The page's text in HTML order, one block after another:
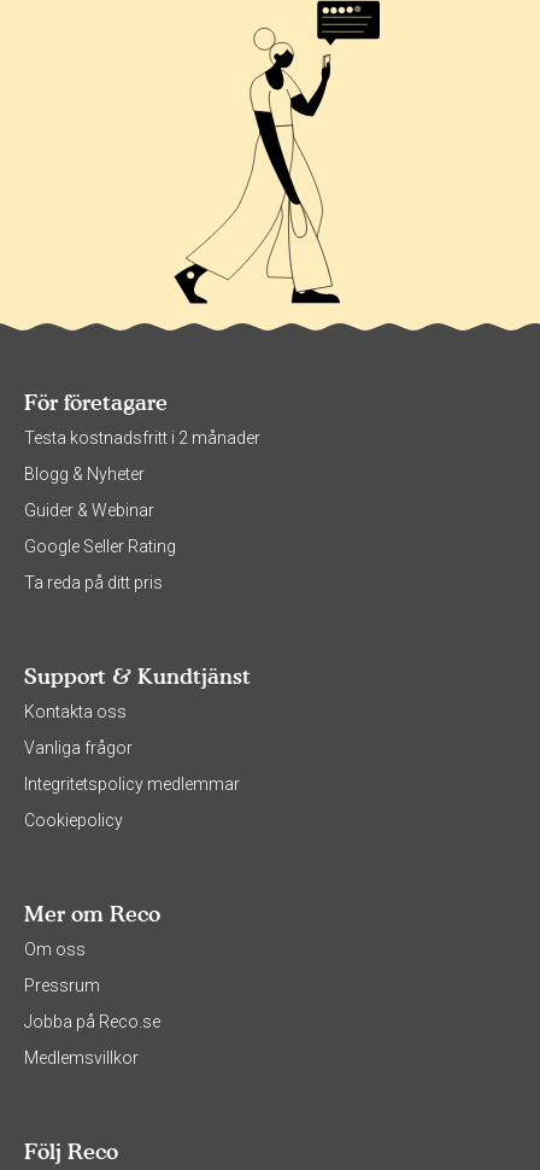
För företagare
Testa kostnadsfritt i 2 månader
Blogg & Nyheter
Guider & Webinar
Google Seller Rating
Ta reda på ditt pris
Support & Kundtjänst
Kontakta oss
Vanliga frågor
Integritetspolicy medlemmar
Cookiepolicy
Mer om Reco
Om oss
Pressrum
Jobba på Reco.se
Medlemsvillkor
Följ Reco